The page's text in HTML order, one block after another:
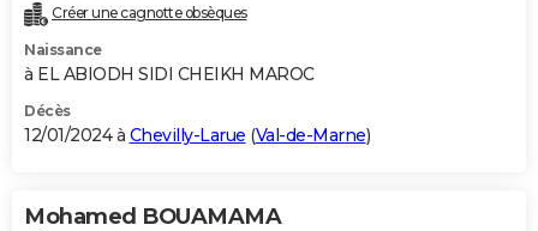
Créer une cagnotte obsèques
Naissance
à EL ABIODH SIDI CHEIKH MAROC
Décès
12/01/2024 à Chevilly-Larue (Val-de-Marne)
Mohamed BOUAMAMA